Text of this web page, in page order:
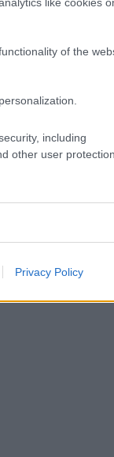
of the
including
other user protection.
Privacy Policy